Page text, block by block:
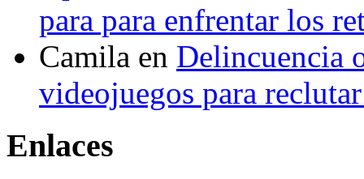
para para enfrentar los
Camila en Delincuencia
videojuegos para
Enlaces